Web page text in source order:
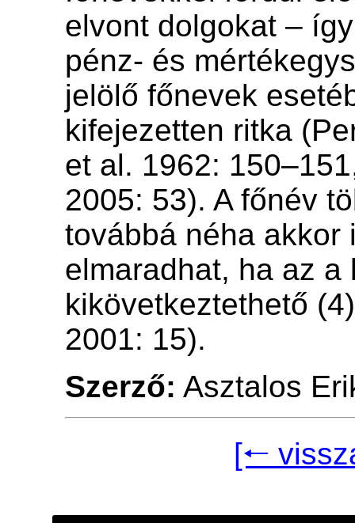
elvont dolgokat –
pénz- és
jelölő főnevek
kifejezetten ritka
et al. 1962:
2005: 53). A főnév
továbbá néha akkor
elmaradhat, ha az a
kikövetkeztethető
2001: 15).
Szerző: Asztalos
[🠐